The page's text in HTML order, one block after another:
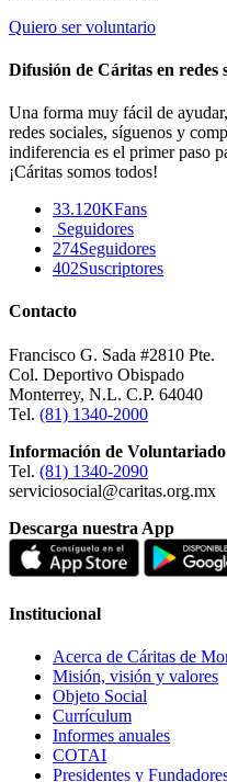
Quiero ser voluntario
Difusión de Cáritas en redes
Una forma muy fácil de
redes sociales, síguenos y
indiferencia es el primer paso
¡Cáritas somos todos!
33.120KFans
Seguidores
274Seguidores
402Suscriptores
Contacto
Francisco G. Sada #2810 Pte.
Col. Deportivo Obispado
Monterrey, N.L. C.P. 64040
Tel. (81) 1340-2000
Información de Voluntariado
Tel. (81) 1340-2090
serviciosocial@caritas.org.mx
Descarga nuestra App
Institucional
Acerca de Cáritas de
Misión, visión y valores
Objeto Social
Currículum
Informes anuales
COTAI
Presidentes y